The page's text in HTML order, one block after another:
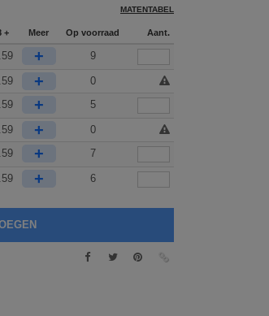
MATENTABEL
+ Meer Op voorraad Aant.
+ 9
+
0
+ 5
+
0
+ 7
+ 6